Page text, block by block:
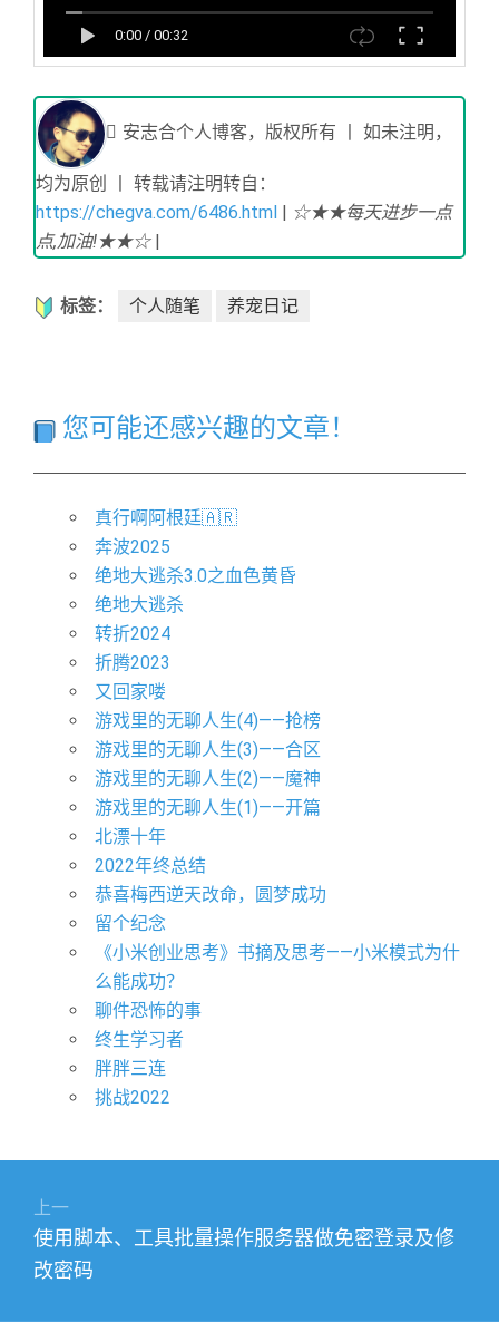
0:00 / 00:32
安志合个人博客，版权所有 丨 如未注明，
均为原创 丨 转载请注明转自：
https://chegva.com/6486.html
☆★★每天进步一点
点,加油!★★☆|
标签： 个人随笔 养宠日记
您可能还感兴趣的文章！
真行啊阿根廷🇦🇷
奔波2025
绝地大逃杀3.0之血色黄昏
绝地大逃杀
转折2024
折腾2023
又回家喽
游戏里的无聊人生(4)——抢榜
游戏里的无聊人生(3)——合区
游戏里的无聊人生(2)——魔神
游戏里的无聊人生(1)——开篇
北漂十年
2022年终总结
恭喜梅西逆天改命，圆梦成功
留个纪念
《小米创业思考》书摘及思考——小米模式为什
么能成功？
聊件恐怖的事
终生学习者
胖胖三连
挑战2022
上一
上
篇
使用脚本、工具批量操作服务器做免密登录及修
改密码